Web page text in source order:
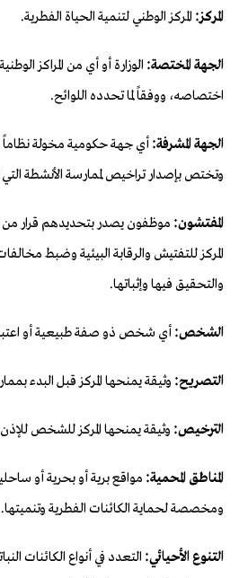
المركز: المركز الوطني لتنمية الحياة الفطرية.
الجهة المختصة: الوزارة أو أي من المراكز
اختصاصه، ووفقاً لما تحدده اللوائح.
الجهة المشرفة: أي جهة حكومية مخولة نظاماً
وتختص بإصدار تراخيص لممارسة الأنشطة
المفتشون: موظفون يصدر بتحديدهم قرار من
المركز للتفتيش والرقابة البيئية وضبط
والتحقيق فيها وإثباتها.
الشخص: أي شخص ذو صفة طبيعية أو
التصريح: وثيقة يمنحها المركز قبل البدء
الترخيص: وثيقة يمنحها المركز للشخص
المناطق المحمية: مواقع برية أو بحرية أو
ومخصصة لحماية الكائنات الفطرية وتنميتها.
التنوع الأحيائي: التعدد في أنواع الكائنات